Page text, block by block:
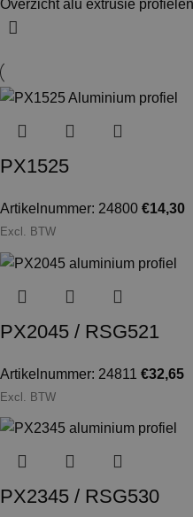
Overzicht alu extrusie profielen
PX1525
Artikelnummer: 24800 €14,30
Excl. BTW
PX2045 / RSG521
Artikelnummer: 24811 €32,65
Excl. BTW
PX2345 / RSG530